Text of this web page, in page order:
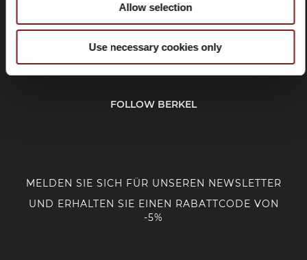
Allow selection
Use necessary cookies only
CORPORATE
FOLLOW BERKEL
MELDEN SIE SICH FÜR UNSEREN NEWSLETTER
UND ERHALTEN SIE EINEN RABATTCODE VON
-5%